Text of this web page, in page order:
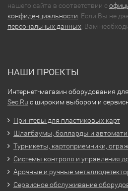
нашего сайта в соответствии с
конфиденциальности . Если Вы не
персональных данных , Вам
НАШИ ПРОЕКТЫ
Интернет-магазин оборудования
Sec.Ru с широким выбором и
Принтеры для пластиковых карт
Шлагбаумы, болларды и
Турникеты, картоприемники,
Системы контроля и управления
Арочные и ручные
Сервисное обслуживание